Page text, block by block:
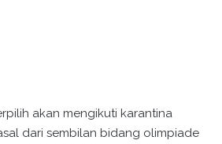
akan mengikuti karantina
dari sembilan bidang olimpiade